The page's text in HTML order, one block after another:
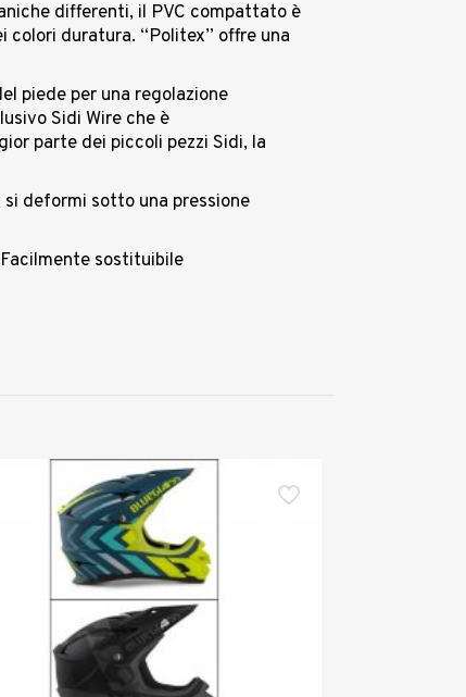
differenti, il PVC compattato è
duratura. “Politex” offre una
piede per una regolazione
Sidi Wire che è
parte dei piccoli pezzi Sidi, la
deformi sotto una pressione
sostituibile